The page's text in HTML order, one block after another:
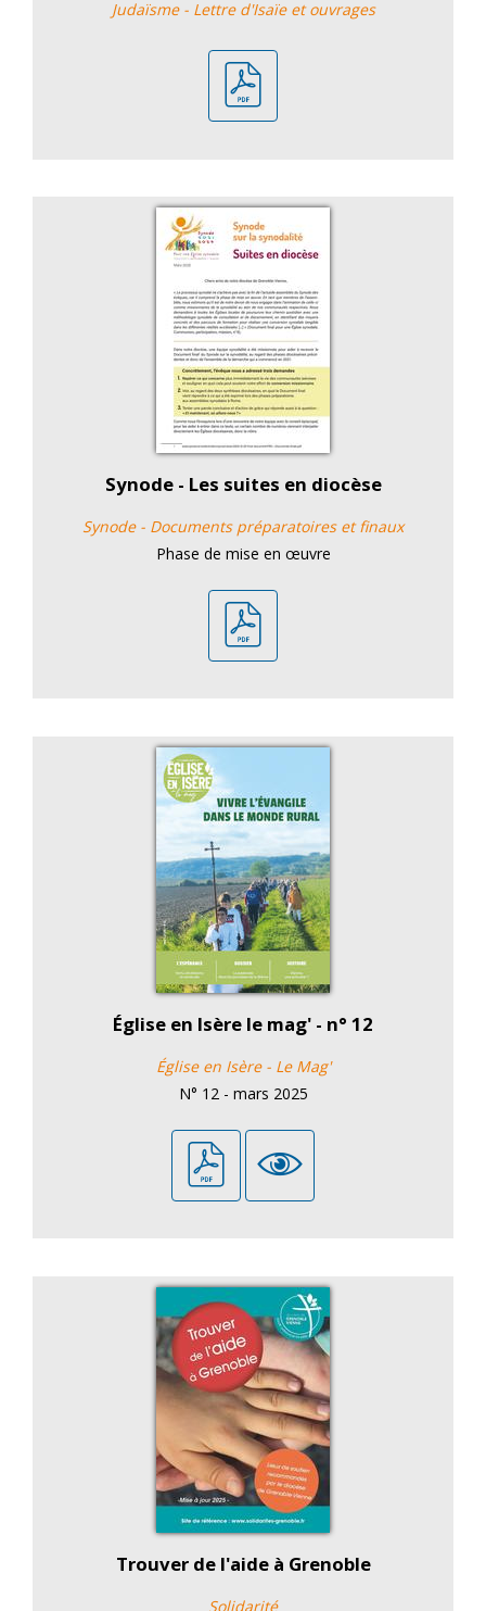
Judaïsme - Lettre d'Isaïe et ouvrages
Synode - Les suites en diocèse
Synode - Documents préparatoires et finaux
Phase de mise en œuvre
Église en Isère le mag' - n° 12
Église en Isère - Le Mag'
N° 12 - mars 2025
Trouver de l'aide à Grenoble
Solidarité